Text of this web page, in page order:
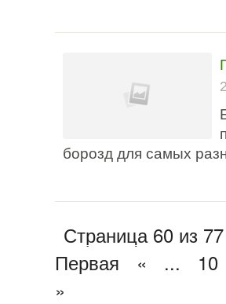
борозд для самых
Страница 60 из 77
Первая
« ...
10
»